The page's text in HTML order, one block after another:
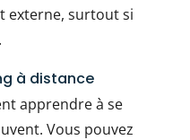
externe, surtout si
à distance
apprendre à se
Vous pouvez